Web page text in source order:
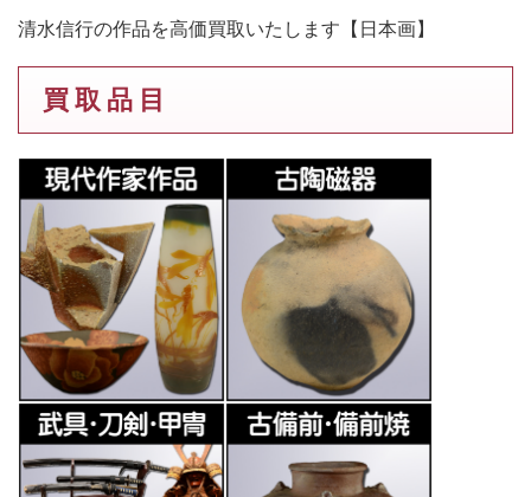
清水信行の作品を高価買取いたします【日本画】
買 取 品 目